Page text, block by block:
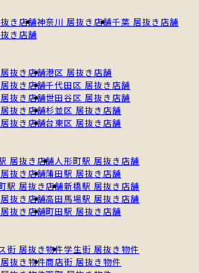
き店舗神奈川 居抜き店舗千葉 居抜き店舗
き店舗
抜き店舗港区 居抜き店舗
抜き店舗千代田区 居抜き店舗
抜き店舗世田谷区 居抜き店舗
抜き店舗杉並区 居抜き店舗
抜き店舗台東区 居抜き店舗
居抜き店舗人形町駅 居抜き店舗
抜き店舗蒲田駅 居抜き店舗
駅 居抜き店舗新橋駅 居抜き店舗
抜き店舗高田馬場駅 居抜き店舗
抜き店舗町田駅 居抜き店舗
街 居抜き物件学生街 居抜き物件
抜き物件商店街 居抜き物件